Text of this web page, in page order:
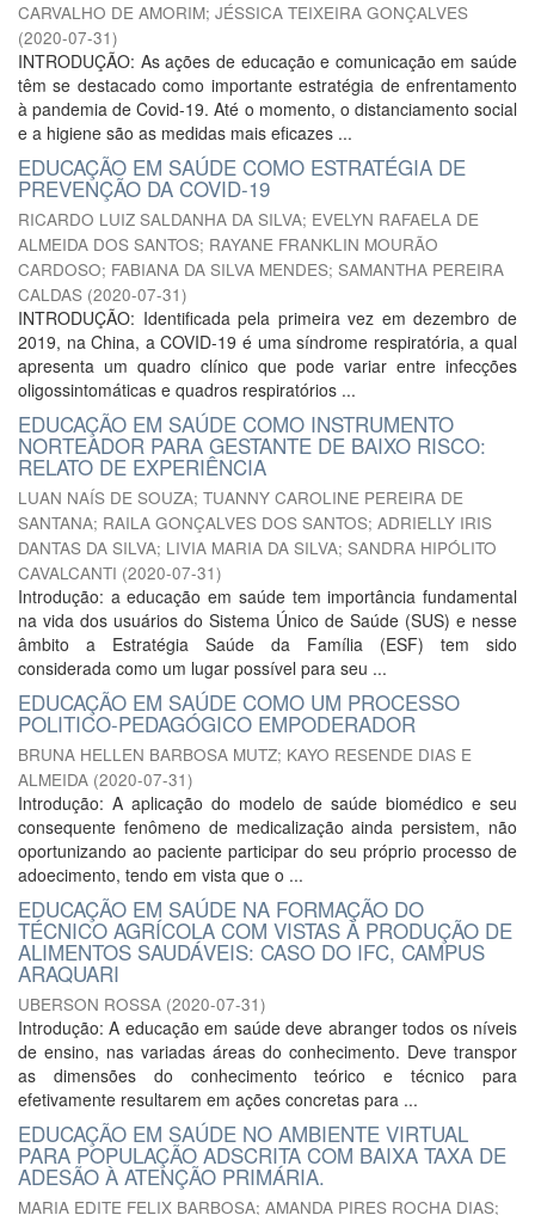
CARVALHO DE AMORIM; JÉSSICA TEIXEIRA GONÇALVES
(2020-07-31)
INTRODUÇÃO: As ações de educação e comunicação em saúde
têm se destacado como importante estratégia de enfrentamento
à pandemia de Covid-19. Até o momento, o distanciamento social
e a higiene são as medidas mais eficazes ...
EDUCAÇÃO EM SAÚDE COMO ESTRATÉGIA DE
PREVENÇÃO DA COVID-19
RICARDO LUIZ SALDANHA DA SILVA; EVELYN RAFAELA DE
ALMEIDA DOS SANTOS; RAYANE FRANKLIN MOURÃO
CARDOSO; FABIANA DA SILVA MENDES; SAMANTHA PEREIRA
CALDAS (2020-07-31)
INTRODUÇÃO: Identificada pela primeira vez em dezembro de
2019, na China, a COVID-19 é uma síndrome respiratória, a qual
apresenta um quadro clínico que pode variar entre infecções
oligossintomáticas e quadros respiratórios ...
EDUCAÇÃO EM SAÚDE COMO INSTRUMENTO
NORTEADOR PARA GESTANTE DE BAIXO RISCO:
RELATO DE EXPERIÊNCIA
LUAN NAÍS DE SOUZA; TUANNY CAROLINE PEREIRA DE
SANTANA; RAILA GONÇALVES DOS SANTOS; ADRIELLY IRIS
DANTAS DA SILVA; LIVIA MARIA DA SILVA; SANDRA HIPÓLITO
CAVALCANTI (2020-07-31)
Introdução: a educação em saúde tem importância fundamental
na vida dos usuários do Sistema Único de Saúde (SUS) e nesse
âmbito a Estratégia Saúde da Família (ESF) tem sido
considerada como um lugar possível para seu ...
EDUCAÇÃO EM SAÚDE COMO UM PROCESSO
POLITICO-PEDAGÓGICO EMPODERADOR
BRUNA HELLEN BARBOSA MUTZ; KAYO RESENDE DIAS E
ALMEIDA (2020-07-31)
Introdução: A aplicação do modelo de saúde biomédico e seu
consequente fenômeno de medicalização ainda persistem, não
oportunizando ao paciente participar do seu próprio processo de
adoecimento, tendo em vista que o ...
EDUCAÇÃO EM SAÚDE NA FORMAÇÃO DO
TÉCNICO AGRÍCOLA COM VISTAS À PRODUÇÃO DE
ALIMENTOS SAUDÁVEIS: CASO DO IFC, CAMPUS
ARAQUARI
UBERSON ROSSA (2020-07-31)
Introdução: A educação em saúde deve abranger todos os níveis
de ensino, nas variadas áreas do conhecimento. Deve transpor
as dimensões do conhecimento teórico e técnico para
efetivamente resultarem em ações concretas para ...
EDUCAÇÃO EM SAÚDE NO AMBIENTE VIRTUAL
PARA POPULAÇÃO ADSCRITA COM BAIXA TAXA DE
ADESÃO À ATENÇÃO PRIMÁRIA.
MARIA EDITE FELIX BARBOSA; AMANDA PIRES ROCHA DIAS;